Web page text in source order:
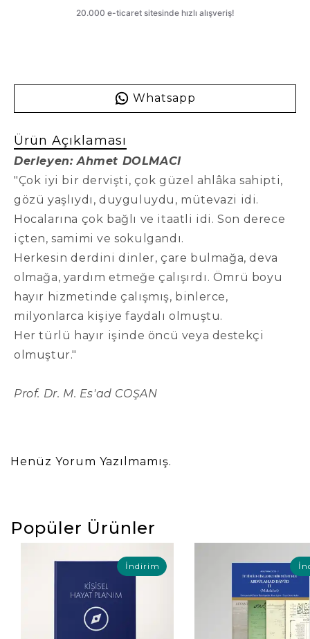
Whatsapp
Ürün Açıklaması
Derleyen: Ahmet DOLMACI
"Çok iyi bir dervişti, çok güzel ahlâka sahipti,
gözü yaşlıydı, duyguluydu, mütevazi idi.
Hocalarına çok bağlı ve itaatli idi. Son derece
içten, samimi ve sokulgandı.
Herkesin derdini dinler, çare bulmağa, deva
olmağa, yardım etmeğe çalışırdı. Ömrü boyu
hayır hizmetinde çalışmış, binlerce,
milyonlarca kişiye faydalı olmuştu.
Her türlü hayır işinde öncü veya destekçi
olmuştur."
Prof. Dr. M. Es'ad COŞAN
Henüz Yorum Yazılmamış.
Popüler Ürünler
İndirim